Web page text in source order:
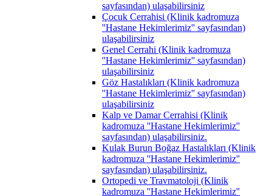
sayfasından) ulaşabilirsiniz
Çocuk Cerrahisi (Klinik kadromuza
''Hastane Hekimlerimiz'' sayfasından)
ulaşabilirsiniz
Genel Cerrahi (Klinik kadromuza
''Hastane Hekimlerimiz'' sayfasından)
ulaşabilirsiniz
Göz Hastalıkları (Klinik kadromuza
''Hastane Hekimlerimiz'' sayfasından)
ulaşabilirsiniz
Kalp ve Damar Cerrahisi (Klinik
kadromuza ''Hastane Hekimlerimiz''
sayfasından) ulaşabilirsiniz.
Kulak Burun Boğaz Hastalıkları (Klinik
kadromuza ''Hastane Hekimlerimiz''
sayfasından) ulaşabilirsiniz.
Ortopedi ve Travmatoloji (Klinik
kadromuza ''Hastane Hekimlerimiz''